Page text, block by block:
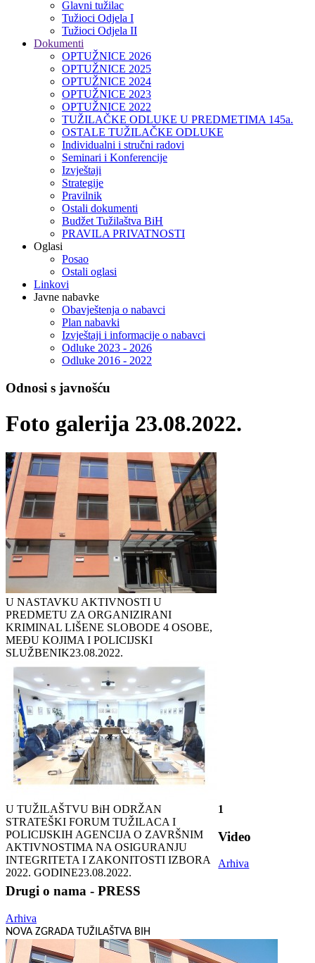
Glavni tužilac
Tužioci Odjela I
Tužioci Odjela II
Dokumenti
OPTUŽNICE 2026
OPTUŽNICE 2025
OPTUŽNICE 2024
OPTUŽNICE 2023
OPTUŽNICE 2022
TUŽILAČKE ODLUKE U PREDMETIMA 145a.
OSTALE TUŽILAČKE ODLUKE
Individualni i stručni radovi
Seminari i Konferencije
Izvještaji
Strategije
Pravilnik
Ostali dokumenti
Budžet Tužilaštva BiH
PRAVILA PRIVATNOSTI
Oglasi
Posao
Ostali oglasi
Linkovi
Javne nabavke
Obavještenja o nabavci
Plan nabavki
Izvještaji i informacije o nabavci
Odluke 2023 - 2026
Odluke 2016 - 2022
Odnosi s javnošću
Foto galerija 23.08.2022.
U NASTAVKU AKTIVNOSTI U
PREDMETU ZA ORGANIZIRANI
KRIMINAL LIŠENE SLOBODE 4 OSOBE,
MEĐU KOJIMA I POLICIJSKI
SLUŽBENIK23.08.2022.
U TUŽILAŠTVU BiH ODRŽAN
STRATEŠKI FORUM TUŽILACA I
POLICIJSKIH AGENCIJA O ZAVRŠNIM
AKTIVNOSTIMA NA OSIGURANJU
INTEGRITETA I ZAKONITOSTI IZBORA
2022. GODINE23.08.2022.
1
Video
Arhiva
Drugi o nama - PRESS
Arhiva
NOVA ZGRADA TUŽILAŠTVA BIH